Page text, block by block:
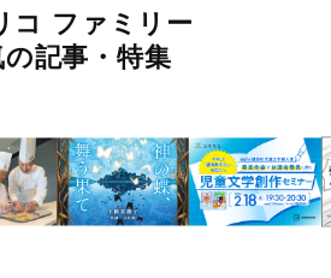
コ ファミリー
記事・特集